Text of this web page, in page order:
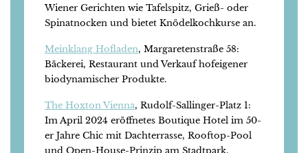
Wiener Gerichten wie Tafelspitz, Grieß- oder
Spinatnocken und bietet Knödelkochkurse an.
Meinklang Hofladen, Margaretenstraße 58:
Bäckerei, Restaurant und Verkauf hofeigener
biodynamischer Produkte.
The Hoxton Vienna, Rudolf-Sallinger-Platz 1:
Im April 2024 eröffnetes Boutique Hotel im 50-
er Jahre Chic mit Dachterrasse, Rooftop-Pool
und Open-House-Prinzip am Stadtpark.